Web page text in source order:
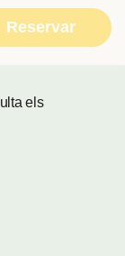
Reservar
els